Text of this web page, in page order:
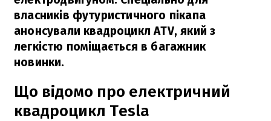
власників футуристичного пікапа
анонсували квадроцикл ATV, який з
легкістю поміщається в багажник
новинки.
Що відомо про електричний
квадроцикл Tesla